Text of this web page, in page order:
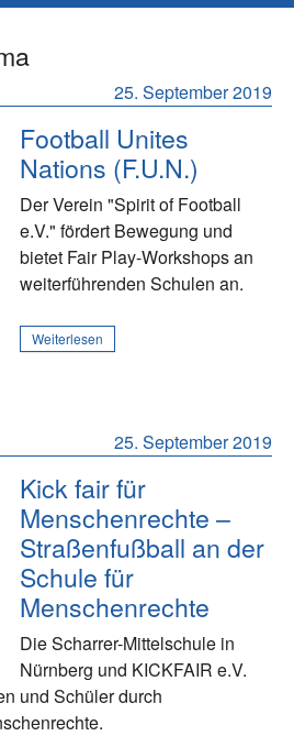
25. September 2019
Football Unites
Nations (F.U.N.)
Der Verein "Spirit of Football
e.V." fördert Bewegung und
bietet Fair Play-Workshops an
weiterführenden Schulen an.
Weiterlesen
25. September 2019
Kick fair für
Menschenrechte –
Straßenfußball an der
Schule für
Menschenrechte
Die Scharrer-Mittelschule in
Nürnberg und KICKFAIR e.V.
und Schüler durch